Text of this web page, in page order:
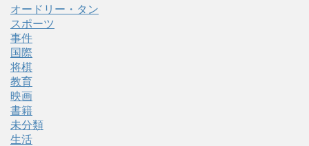
オードリー・タン
スポーツ
事件
国際
将棋
教育
映画
書籍
未分類
生活